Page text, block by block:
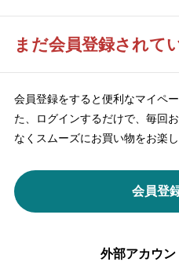
まだ会員登録されて
会員登録をすると便利なマイペ
た、ログインするだけで、毎回
なくスムーズにお買い物をお楽し
会員登
外部アカウ